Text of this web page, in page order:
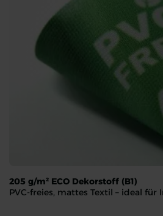
205 g/m² ECO Dekorstoff (B1)
PVC-freies, mattes Textil – ideal für